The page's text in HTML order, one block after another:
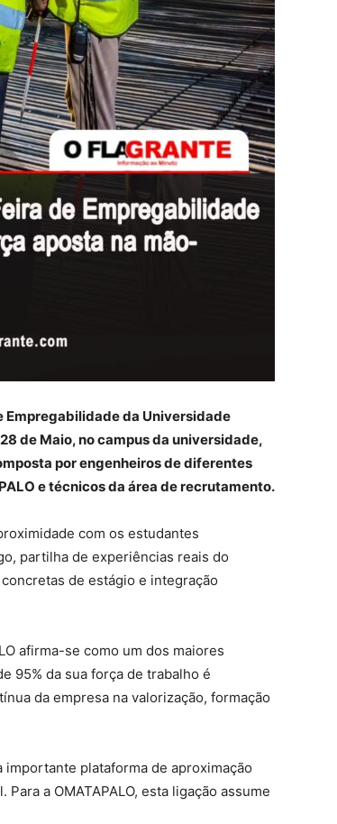
Empregabilidade da Universidade
de Maio, no campus da universidade,
por engenheiros de diferentes
e técnicos da área de recrutamento.
com os estudantes
partilha de experiências reais do
de estágio e integração
afirma-se como um dos maiores
95% da sua força de trabalho é
da empresa na valorização, formação
importante plataforma de aproximação
a OMATAPALO, esta ligação assume